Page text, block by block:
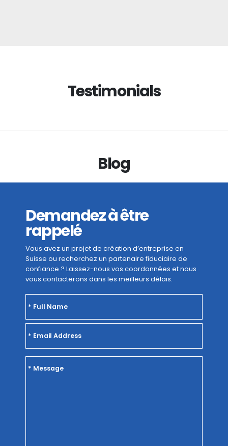
Testimonials
Blog
Demandez à être
rappelé
Vous avez un projet de création d’entreprise en
Suisse ou recherchez un partenaire fiduciaire de
confiance ? Laissez-nous vos coordonnées et nous
vous contacterons dans les meilleurs délais.